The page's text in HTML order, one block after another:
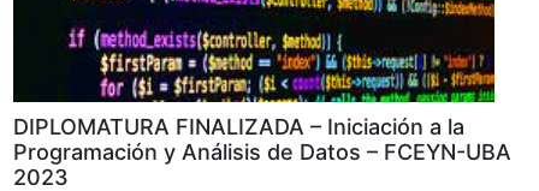
DIPLOMATURA FINALIZADA – Iniciación a la
Programación y Análisis de Datos – FCEYN-UBA
2023